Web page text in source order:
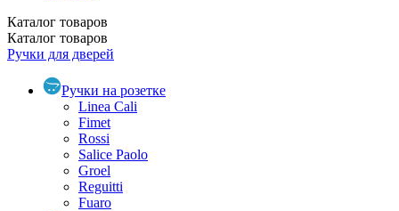
Каталог товаров
Каталог товаров
Ручки для дверей
Ручки на розетке
Linea Cali
Fimet
Rossi
Salice Paolo
Groel
Reguitti
Fuaro